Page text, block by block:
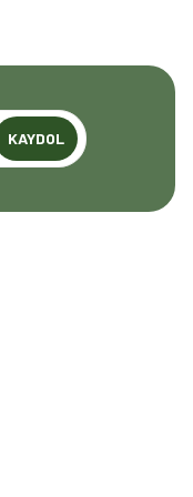
KAYDOL